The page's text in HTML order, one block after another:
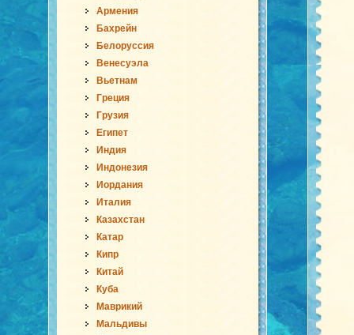
Армения
Бахрейн
Белоруссия
Венесуэла
Вьетнам
Греция
Грузия
Египет
Индия
Индонезия
Иордания
Италия
Казахстан
Катар
Кипр
Китай
Куба
Маврикий
Мальдивы